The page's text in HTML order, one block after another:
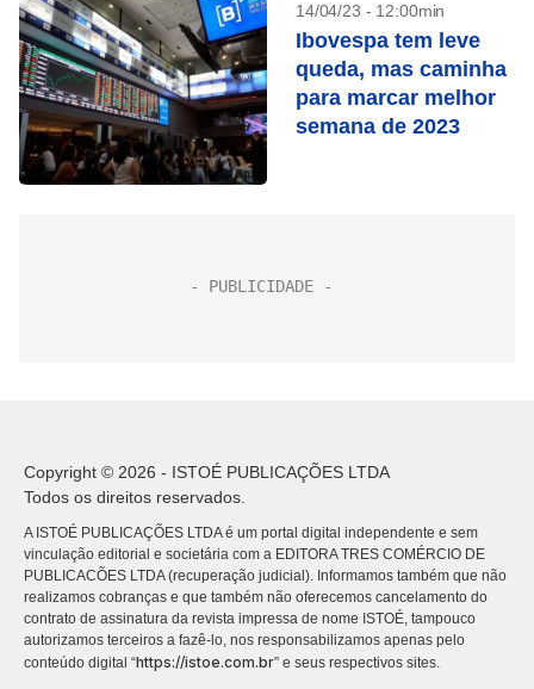
14/04/23 - 12:00min
Ibovespa tem leve
queda, mas caminha
para marcar melhor
semana de 2023
Copyright © 2026 - ISTOÉ PUBLICAÇÕES LTDA
Todos os direitos reservados.
A ISTOÉ PUBLICAÇÕES LTDA é um portal digital independente e sem
vinculação editorial e societária com a EDITORA TRES COMÉRCIO DE
PUBLICACÕES LTDA (recuperação judicial). Informamos também que não
realizamos cobranças e que também não oferecemos cancelamento do
contrato de assinatura da revista impressa de nome ISTOÉ, tampouco
autorizamos terceiros a fazê-lo, nos responsabilizamos apenas pelo
conteúdo digital “https://istoe.com.br” e seus respectivos sites.